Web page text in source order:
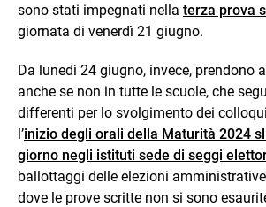
sono stati impegnati nella terza prova
giornata di venerdì 21 giugno.
Da lunedì 24 giugno, invece, prendono
anche se non in tutte le scuole, che
differenti per lo svolgimento dei
l’inizio degli orali della Maturità 2024
giorno negli istituti sede di seggi
ballottaggi delle elezioni
dove le prove scritte non si sono